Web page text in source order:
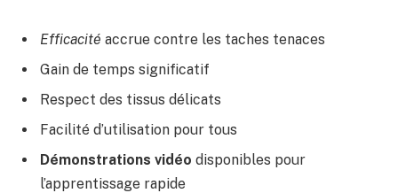
Efficacité accrue contre les taches tenaces
Gain de temps significatif
Respect des tissus délicats
Facilité d’utilisation pour tous
Démonstrations vidéo disponibles pour
l’apprentissage rapide